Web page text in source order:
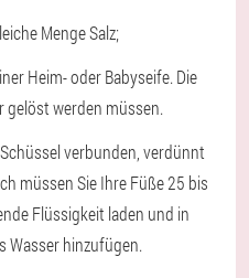
Menge Salz;
Heim- oder Babyseife. Die
gelöst werden müssen.
verbunden, verdünnt
müssen Sie Ihre Füße 25 bis
Flüssigkeit laden und in
Wasser hinzufügen.